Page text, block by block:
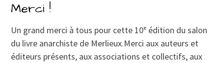
Merci !
Un grand merci à tous pour cette 10ᵉ édition du salon
du livre anarchiste de Merlieux.Merci aux auteurs et
éditeurs présents, aux associations et collectifs, aux